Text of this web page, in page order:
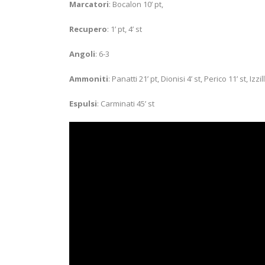
Marcatori: Bocalon 10’ pt,
Recupero: 1’ pt, 4’ st
Angoli: 6-3
Ammoniti: Panatti 21’ pt, Dionisi 4’ st, Perico 11’ st,
Espulsi: Carminati 45’ st